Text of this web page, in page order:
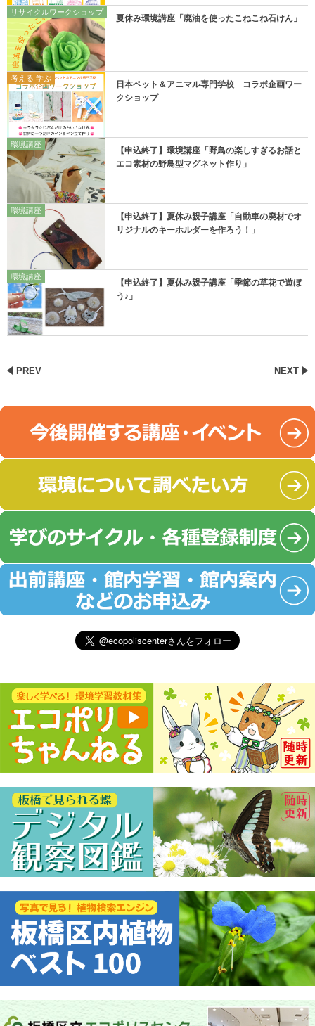
リサイクルワークショップ
夏休み環境講座「廃油を使ったこねこね石けん」
考える 学ぶ
日本ペット＆アニマル専門学校 コラボ企画ワー
クショップ
環境講座
【申込終了】環境講座「野鳥の楽しすぎるお話と
エコ素材の野鳥型マグネット作り」
環境講座
【申込終了】夏休み親子講座「自動車の廃材でオ
リジナルのキーホルダーを作ろう！」
環境講座
【申込終了】夏休み親子講座「季節の草花で遊ぼ
う♪」
PREV NEXT